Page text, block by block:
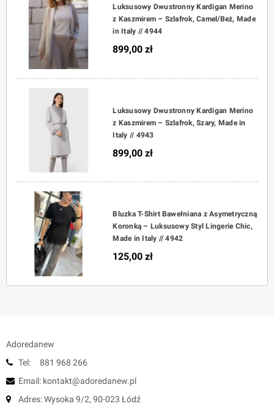
Luksusowy Dwustronny Kardigan Merino
z Kaszmirem – Szlafrok, Camel/Beż, Made
in Italy // 4944
899,00 zł
Luksusowy Dwustronny Kardigan Merino
z Kaszmirem – Szlafrok, Szary, Made in
Italy // 4943
899,00 zł
Bluzka T-Shirt Bawełniana z Asymetryczną
Koronką – Luksusowy Styl Lingerie Chic,
Made in Italy // 4942
125,00 zł
Adoredanew
Tel: 881 968 266
Email: kontakt@adoredanew.pl
Adres: Wysoka 9/2, 90-023 Łódź